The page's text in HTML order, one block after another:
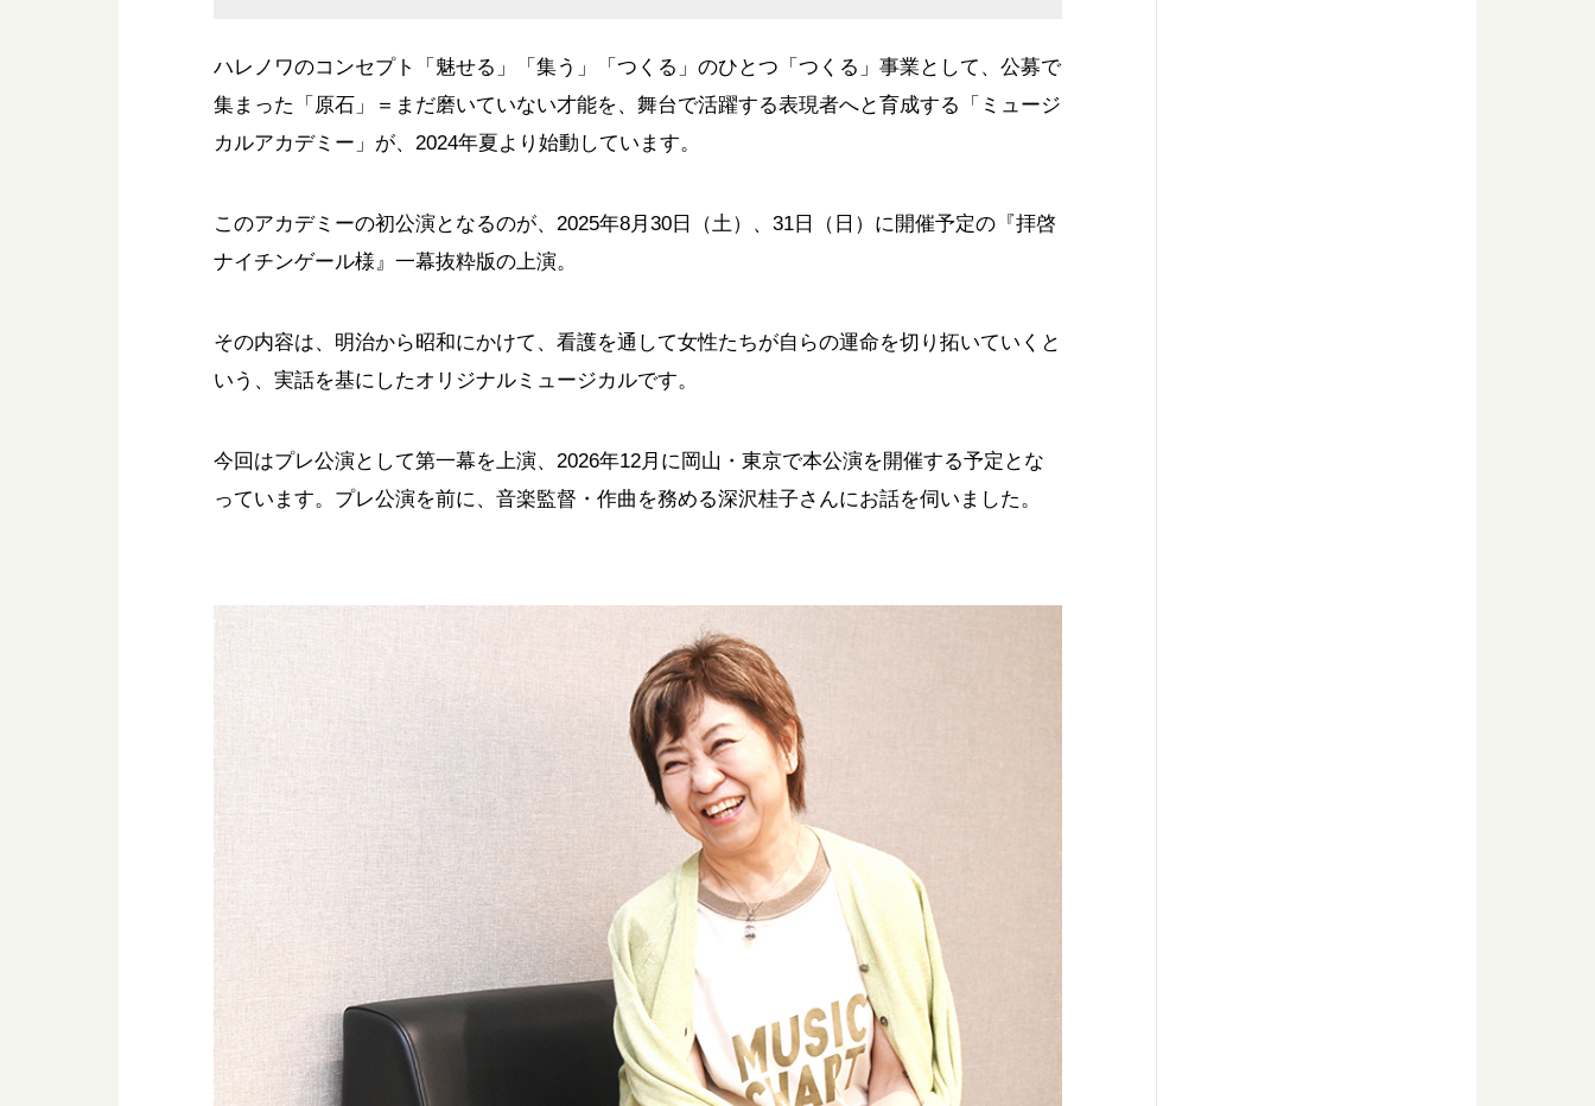
ハレノワのコンセプト「魅せる」「集う」「つくる」のひとつ「つくる」事業として、公募で
集まった「原石」＝まだ磨いていない才能を、舞台で活躍する表現者へと育成する「ミュージ
カルアカデミー」が、2024年夏より始動しています。
このアカデミーの初公演となるのが、2025年8月30日（土）、31日（日）に開催予定の『拝啓
ナイチンゲール様』一幕抜粋版の上演。
その内容は、明治から昭和にかけて、看護を通して女性たちが自らの運命を切り拓いていくと
いう、実話を基にしたオリジナルミュージカルです。
今回はプレ公演として第一幕を上演、2026年12月に岡山・東京で本公演を開催する予定とな
っています。プレ公演を前に、音楽監督・作曲を務める深沢桂子さんにお話を伺いました。